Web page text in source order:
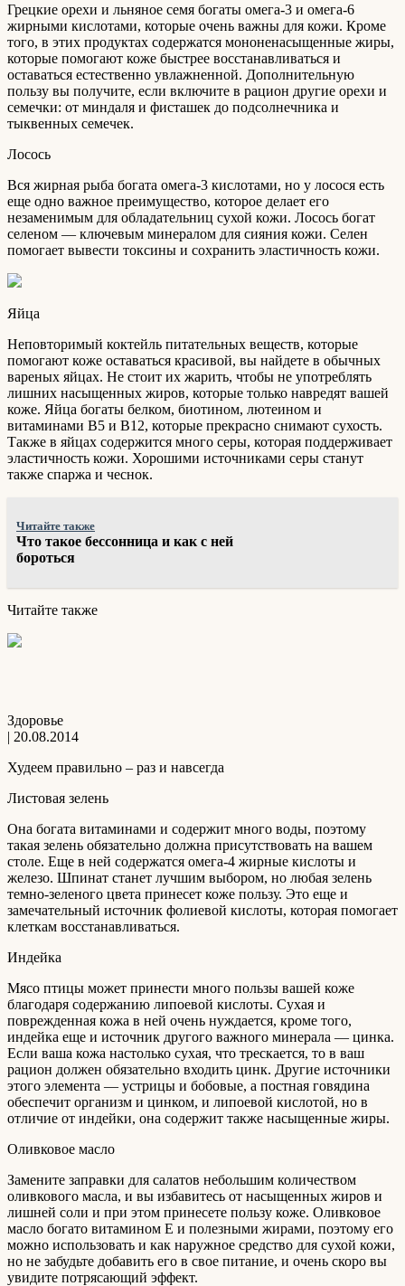
Грецкие орехи и льняное семя богаты омега-3 и омега-6
жирными кислотами, которые очень важны для кожи. Кроме
того, в этих продуктах содержатся мононенасыщенные жиры,
которые помогают коже быстрее восстанавливаться и
оставаться естественно увлажненной. Дополнительную
пользу вы получите, если включите в рацион другие орехи и
семечки: от миндаля и фисташек до подсолнечника и
тыквенных семечек.
Лосось
Вся жирная рыба богата омега-3 кислотами, но у лосося есть
еще одно важное преимущество, которое делает его
незаменимым для обладательниц сухой кожи. Лосось богат
селеном — ключевым минералом для сияния кожи. Селен
помогает вывести токсины и сохранить эластичность кожи.
Яйца
Неповторимый коктейль питательных веществ, которые
помогают коже оставаться красивой, вы найдете в обычных
вареных яйцах. Не стоит их жарить, чтобы не употреблять
лишних насыщенных жиров, которые только навредят вашей
коже. Яйца богаты белком, биотином, лютеином и
витаминами В5 и В12, которые прекрасно снимают сухость.
Также в яйцах содержится много серы, которая поддерживает
эластичность кожи. Хорошими источниками серы станут
также спаржа и чеснок.
Читайте также
Что такое бессонница и как с ней
бороться
Читайте также
Здоровье
| 20.08.2014
Худеем правильно – раз и навсегда
Листовая зелень
Она богата витаминами и содержит много воды, поэтому
такая зелень обязательно должна присутствовать на вашем
столе. Еще в ней содержатся омега-4 жирные кислоты и
железо. Шпинат станет лучшим выбором, но любая зелень
темно-зеленого цвета принесет коже пользу. Это еще и
замечательный источник фолиевой кислоты, которая помогает
клеткам восстанавливаться.
Индейка
Мясо птицы может принести много пользы вашей коже
благодаря содержанию липоевой кислоты. Сухая и
поврежденная кожа в ней очень нуждается, кроме того,
индейка еще и источник другого важного минерала — цинка.
Если ваша кожа настолько сухая, что трескается, то в ваш
рацион должен обязательно входить цинк. Другие источники
этого элемента — устрицы и бобовые, а постная говядина
обеспечит организм и цинком, и липоевой кислотой, но в
отличие от индейки, она содержит также насыщенные жиры.
Оливковое масло
Замените заправки для салатов небольшим количеством
оливкового масла, и вы избавитесь от насыщенных жиров и
лишней соли и при этом принесете пользу коже. Оливковое
масло богато витамином Е и полезными жирами, поэтому его
можно использовать и как наружное средство для сухой кожи,
но не забудьте добавить его в свое питание, и очень скоро вы
увидите потрясающий эффект.